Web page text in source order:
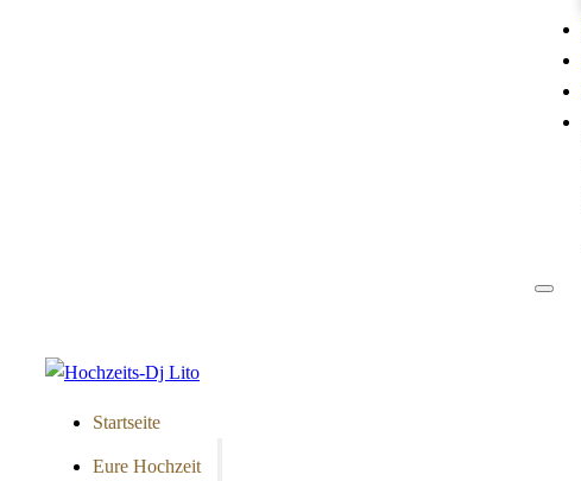
Startseite
Eure Hochzeit